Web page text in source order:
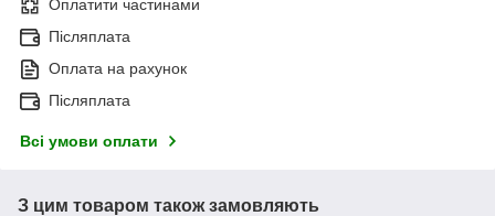
Оплатити частинами
Післяплата
Оплата на рахунок
Післяплата
Всі умови оплати
З цим товаром також замовляють